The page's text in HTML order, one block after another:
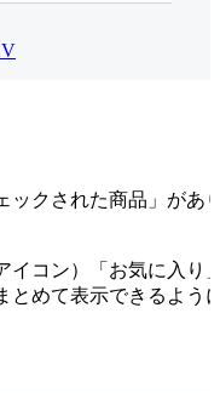
ックされた商品」があ
イコン）「お気に入り
とめて表示できるよう